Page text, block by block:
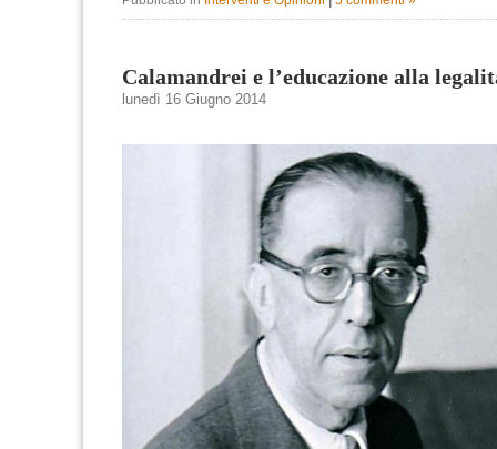
Calamandrei e l’educazione alla
lunedì 16 Giugno 2014